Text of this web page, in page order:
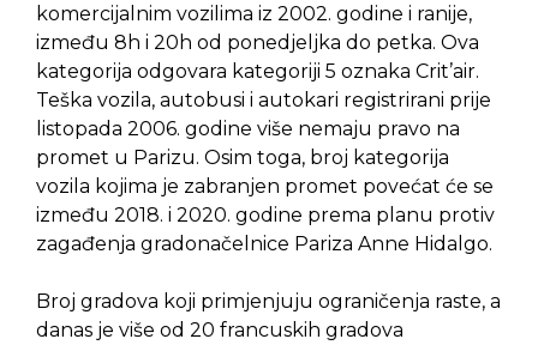
komercijalnim vozilima iz 2002. godine i ranije,
između 8h i 20h od ponedjeljka do petka. Ova
kategorija odgovara kategoriji 5 oznaka Crit’air.
Teška vozila, autobusi i autokari registrirani prije
listopada 2006. godine više nemaju pravo na
promet u Parizu. Osim toga, broj kategorija
vozila kojima je zabranjen promet povećat će se
između 2018. i 2020. godine prema planu protiv
zagađenja gradonačelnice Pariza Anne Hidalgo.
Broj gradova koji primjenjuju ograničenja raste, a
danas je više od 20 francuskih gradova